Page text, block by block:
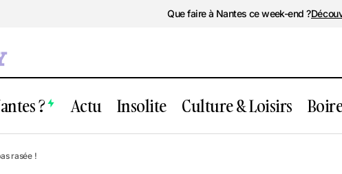
Que faire à Nantes ce week-end ?
? Actu Insolite Culture & Loisirs
Nantes : La Scène Michelet ne sera
rasée !